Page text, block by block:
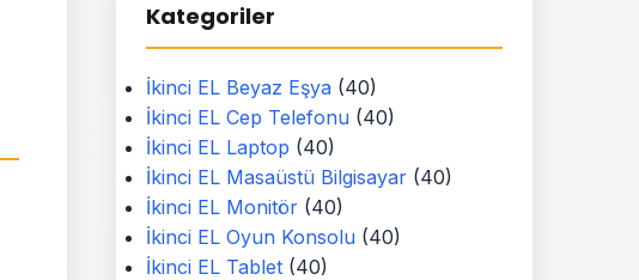
Kategoriler
İkinci EL Beyaz Eşya (40)
İkinci EL Cep Telefonu (40)
İkinci EL Laptop (40)
İkinci EL Masaüstü Bilgisayar (40)
İkinci EL Monitör (40)
İkinci EL Oyun Konsolu (40)
İkinci EL Tablet (40)